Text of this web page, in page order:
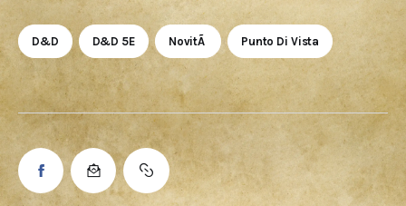
D&D D&D 5E NovitÃ Punto Di Vista